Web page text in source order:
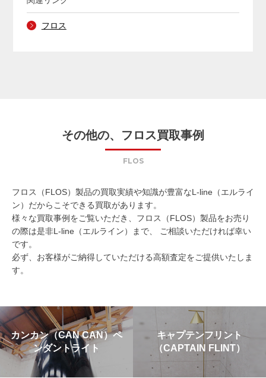
フロス
その他の、フロス買取事例
FLOS
フロス（FLOS）製品の買取実績や知識が豊富なL-line（エルライ
ン）だからこそできる買取があります。
様々な買取事例をご覧いただき、フロス（FLOS）製品をお売り
の際は是非L-line（エルライン）まで、 ご相談いただければ幸い
です。
必ず、お客様がご納得していただける高額査定をご提供いたしま
す。
カンカン（CAN CAN）ペ
ンダントライト
キャプテンフリント
（CAPTAIN FLINT）